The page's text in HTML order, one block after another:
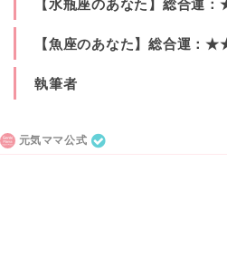
【水瓶座のあなた】総合
【魚座のあなた】総合運
執筆者
元気ママ公式